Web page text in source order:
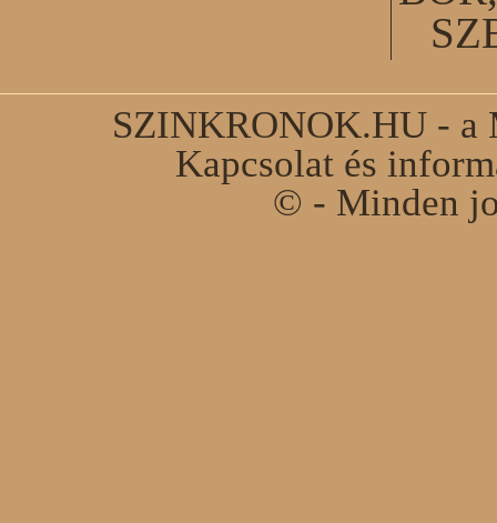
SZINKRONOK.HU - a
Kapcsolat és
© - Minden